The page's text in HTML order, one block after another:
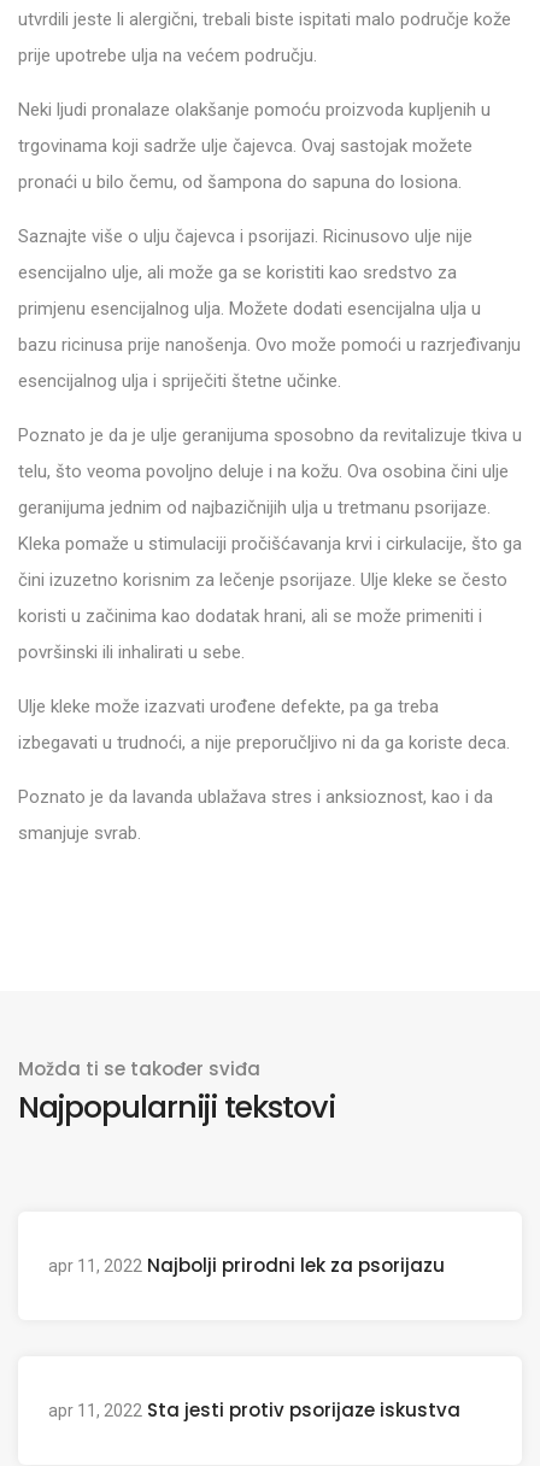
utvrdili jeste li alergični, trebali biste ispitati malo područje kože
prije upotrebe ulja na većem području.
Neki ljudi pronalaze olakšanje pomoću proizvoda kupljenih u
trgovinama koji sadrže ulje čajevca. Ovaj sastojak možete
pronaći u bilo čemu, od šampona do sapuna do losiona.
Saznajte više o ulju čajevca i psorijazi. Ricinusovo ulje nije
esencijalno ulje, ali može ga se koristiti kao sredstvo za
primjenu esencijalnog ulja. Možete dodati esencijalna ulja u
bazu ricinusa prije nanošenja. Ovo može pomoći u razrjeđivanju
esencijalnog ulja i spriječiti štetne učinke.
Poznato je da je ulje geranijuma sposobno da revitalizuje tkiva u
telu, što veoma povoljno deluje i na kožu. Ova osobina čini ulje
geranijuma jednim od najbazičnijih ulja u tretmanu psorijaze.
Kleka pomaže u stimulaciji pročišćavanja krvi i cirkulacije, što ga
čini izuzetno korisnim za lečenje psorijaze. Ulje kleke se često
koristi u začinima kao dodatak hrani, ali se može primeniti i
površinski ili inhalirati u sebe.
Ulje kleke može izazvati urođene defekte, pa ga treba
izbegavati u trudnoći, a nije preporučljivo ni da ga koriste deca.
Poznato je da lavanda ublažava stres i anksioznost, kao i da
smanjuje svrab.
Možda ti se također sviđa
Najpopularniji tekstovi
apr 11, 2022 Najbolji prirodni lek za psorijazu
apr 11, 2022 Sta jesti protiv psorijaze iskustva